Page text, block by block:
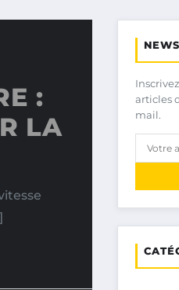
:
LA
articles
mail.